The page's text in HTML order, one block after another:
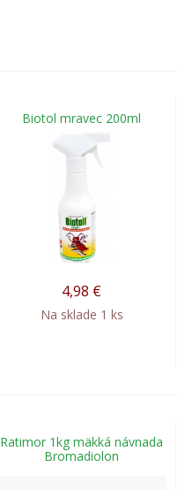
Biotol mravec 200ml
4,98 €
Na sklade 1 ks
Ratimor 1kg mäkká návnada
Bromadiolon